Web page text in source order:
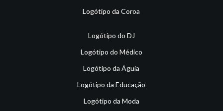
Logótipo da Coroa
Logótipo do DJ
Logótipo do Médico
Logótipo da Águia
Logótipo da Educação
Logótipo da Moda